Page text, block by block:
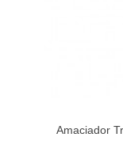
Amaciador